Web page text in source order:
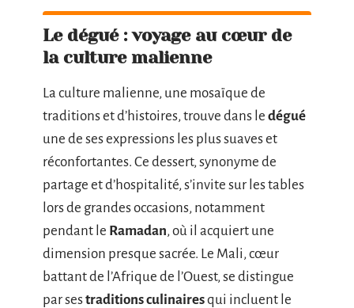
Le dégué : voyage au cœur de
la culture malienne
La culture malienne, une mosaïque de
traditions et d’histoires, trouve dans le dégué
une de ses expressions les plus suaves et
réconfortantes. Ce dessert, synonyme de
partage et d’hospitalité, s’invite sur les tables
lors de grandes occasions, notamment
pendant le Ramadan, où il acquiert une
dimension presque sacrée. Le Mali, cœur
battant de l’Afrique de l’Ouest, se distingue
par sestraditions culinairesqui incluent le